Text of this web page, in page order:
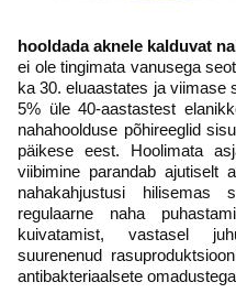
hooldada aknele kalduvat
ei ole tingimata vanusega
ka 30. eluaastates ja viimase
5% üle 40-aastastest
nahahoolduse põhireeglid
päikese eest. Hoolimata
viibimine parandab ajutiselt
nahakahjustusi hilisemas
regulaarne naha
kuivatamist, vastasel
suurenenud
antibakteriaalsete